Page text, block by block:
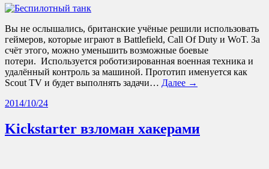
Вы не ослышались, британские учёные решили использовать
геймеров, которые играют в Battlefield, Call Of Duty и WoT. За
счёт этого, можно уменьшить возможные боевые
потери. Используется роботизированная военная техника и
удалённый контроль за машиной. Прототип именуется как
Scout TV и будет выполнять задачи… Далее →
2014/10/24
Kickstarter взломан хакерами